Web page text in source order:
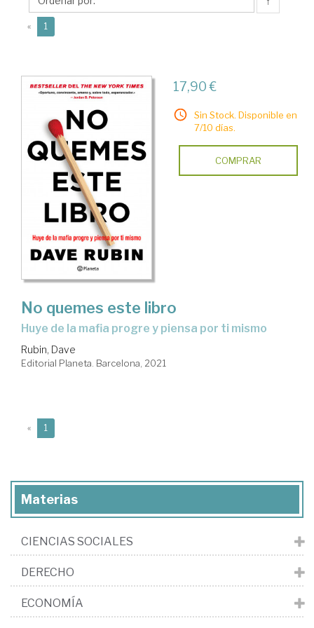
« 1
17,90 €
Sin Stock. Disponible en
7/10 días.
COMPRAR
No quemes este libro
huye de la mafia progre y piensa por ti mismo
Rubin, Dave
Editorial Planeta. Barcelona, 2021
« 1
Materias
CIENCIAS SOCIALES
DERECHO
ECONOMÍA